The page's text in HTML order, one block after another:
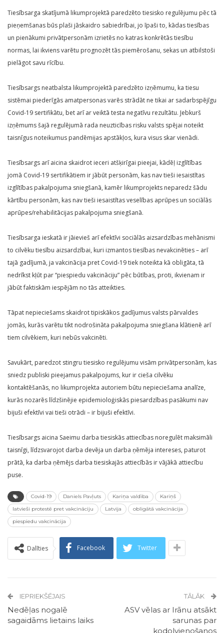
Tiesībsarga skatījumā likumprojektā paredzēto tiesisko regulējumu pēc tā
pieņemšanas būs plaši jāskaidro sabiedrībai, jo īpaši to, kādas tiesības
un pienākumi privātpersonām izrietēs no katras konkrētās tiesību
normas, lai ikviens varētu prognozēt tās piemērošanu, sekas un atbilstoši
pielāgot savu rīcību.
Tiesībsargs neatbalsta likumprojektā paredzēto izņēmumu, ka tiesu
sistēmai piederīgās amatpersonas varēs strādāt ne tikai ar sadarbspējīgu
Covid-19 sertifikātu, bet arī ar veiktā testa negatīvu rezultātu. Jebkurš
izņēmums šajā regulējumā rada neuzticības risku valsts spējai noteikt
taisnīgus noteikumus pandēmijas apstākļos, kura visus skar vienādi.
Tiesībsargs arī aicina skaidrot ieceri atšķirīgai pieejai, kādēļ izglītības
jomā Covid-19 sertifikātiem ir jābūt personām, kas nav tieši iesaistītas
izglītības pakalpojuma sniegšanā, kamēr likumprojekts neparedz šādu
kārtību personām, kas nav tieši iesaistītas veselības aprūpes un sociālās
aprūpes/rehabilitācijas pakalpojuma sniegšanā.
Tiesībsarga ieskatā ir jāievieš arī efektīvi sociālās aizsardzības mehānismi
to cilvēku tiesību aizsardzībai, kuri izmantos tiesības nevakcinēties – arī
tajā gadījumā, ja vakcinācija pret Covid-19 tiek noteikta kā obligāta, tā
nedrīkst kļūt par “piespiedu vakcināciju” pēc būtības, proti, ikvienam ir
jābūt faktiskām iespējām no tās atteikties.
Tāpat nepieciešams skaidrot tipiskākos gadījumus valsts pārvaldes
jomās, kurās varētu tikt nodrošināta pakalpojuma sniegšana klātienē arī
tiem cilvēkiem, kuri nebūs vakcinēti.
Savukārt, paredzot stingru tiesisko regulējumu visām privātpersonām, kas
sniedz publiski pieejamus pakalpojums, kur ir cieša cilvēku
kontaktēšanās, no likumprojekta autoriem būtu nepieciešama analīze,
kurās nozarēs līdzšinējie epidemioloģiskās piesardzības pasākumi nav
bijuši efektīvi vai tieši otrādi – ir bijuši efektīvi.
Tiesībsargs aicina Saeimu darba tiesiskās attiecības noregulēt maksimāli
taisnīgi, līdzsvarojot darba devēja un darba ņēmēja intereses, paturot
prātā, ka darba ņēmējs darba tiesiskajās attiecībās ir vājākā attiecību
puse.
Covid-19 Daniels Pavļuts Kariņa valdība
Kariņš
latvieši protestē pret vakcināciju
Latvija
obligātā vakcinācija
piespiedu vakcinācija
Dalīties Facebook Twitter
IEPRIEKŠĒJAIS
Nedēļas nogalē
sagaidāms lietains laiks
TĀLĀK
ASV vēlas ar Irānu atsākt
sarunas par
kodolvienošanos